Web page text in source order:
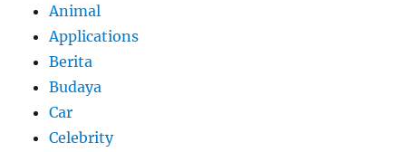
Animal
Applications
Berita
Budaya
Car
Celebrity